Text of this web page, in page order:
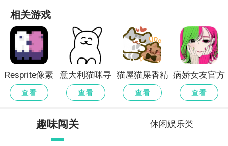
相关游戏
Resprite像素
画高画质版
查看
意大利猫咪寻
宝记正版
查看
猫屋猫屎香精
简版
查看
病娇女友官方
正式版
查看
趣味闯关 休闲娱乐类